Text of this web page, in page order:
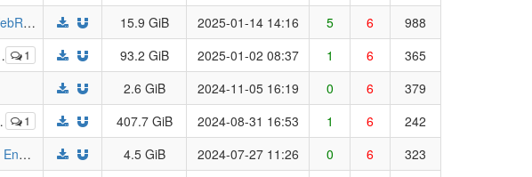
[DBD-Raws][诈欺游戏 第二季/Liar Game S2/ライアーゲーム2][01-09TV全集][1080P][WebRip][HEVC-10bit][简繁外挂][EAC3][MKV]
15.9 GiB 2025-01-14 14:16 5 6 988
1 93.2 GiB 2025-01-02 08:37 1 6
365
2.6 GiB 2024-11-05 16:19 0 6 379
1 407.7 GiB 2024-08-31 16:53 1 6
242
[TokuScrub] Ultraman X The Movie - Here He Comes! Our Ultraman [Blu-Ray - 1080] | English-Sub
4.5 GiB 2024-07-27 11:26 0 6
323